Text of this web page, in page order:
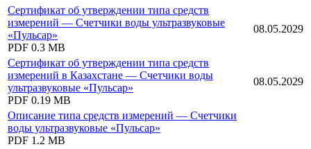
Сертификат об утверждении типа средств
измерений — Счетчики воды ультразвуковые
«Пульсар»
PDF 0.3 MB
08.05.2029
Сертификат об утверждении типа средств
измерений в Казахстане — Счетчики воды
ультразвуковые «Пульсар»
PDF 0.19 MB
08.05.2029
Описание типа средств измерений — Счетчики
воды ультразвуковые «Пульсар»
PDF 1.2 MB